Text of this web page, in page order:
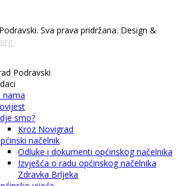
Sva prava pridržana. Design &
Podravski
nama
smo?
Kroz Novigrad
načelnik
Odluke i dokumenti općinskog načelnika
Izvješća o radu općinskog načelnika
Zdravka Brljeka